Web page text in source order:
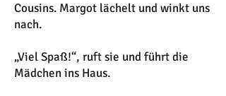
Cousins. Margot lächelt und winkt uns
nach.
„Viel Spaß!“, ruft sie und führt die
Mädchen ins Haus.